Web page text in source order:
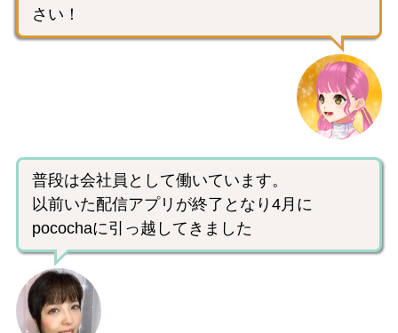
さい！
普段は会社員として働いています。
以前いた配信アプリが終了となり4月に
pocochaに引っ越してきました